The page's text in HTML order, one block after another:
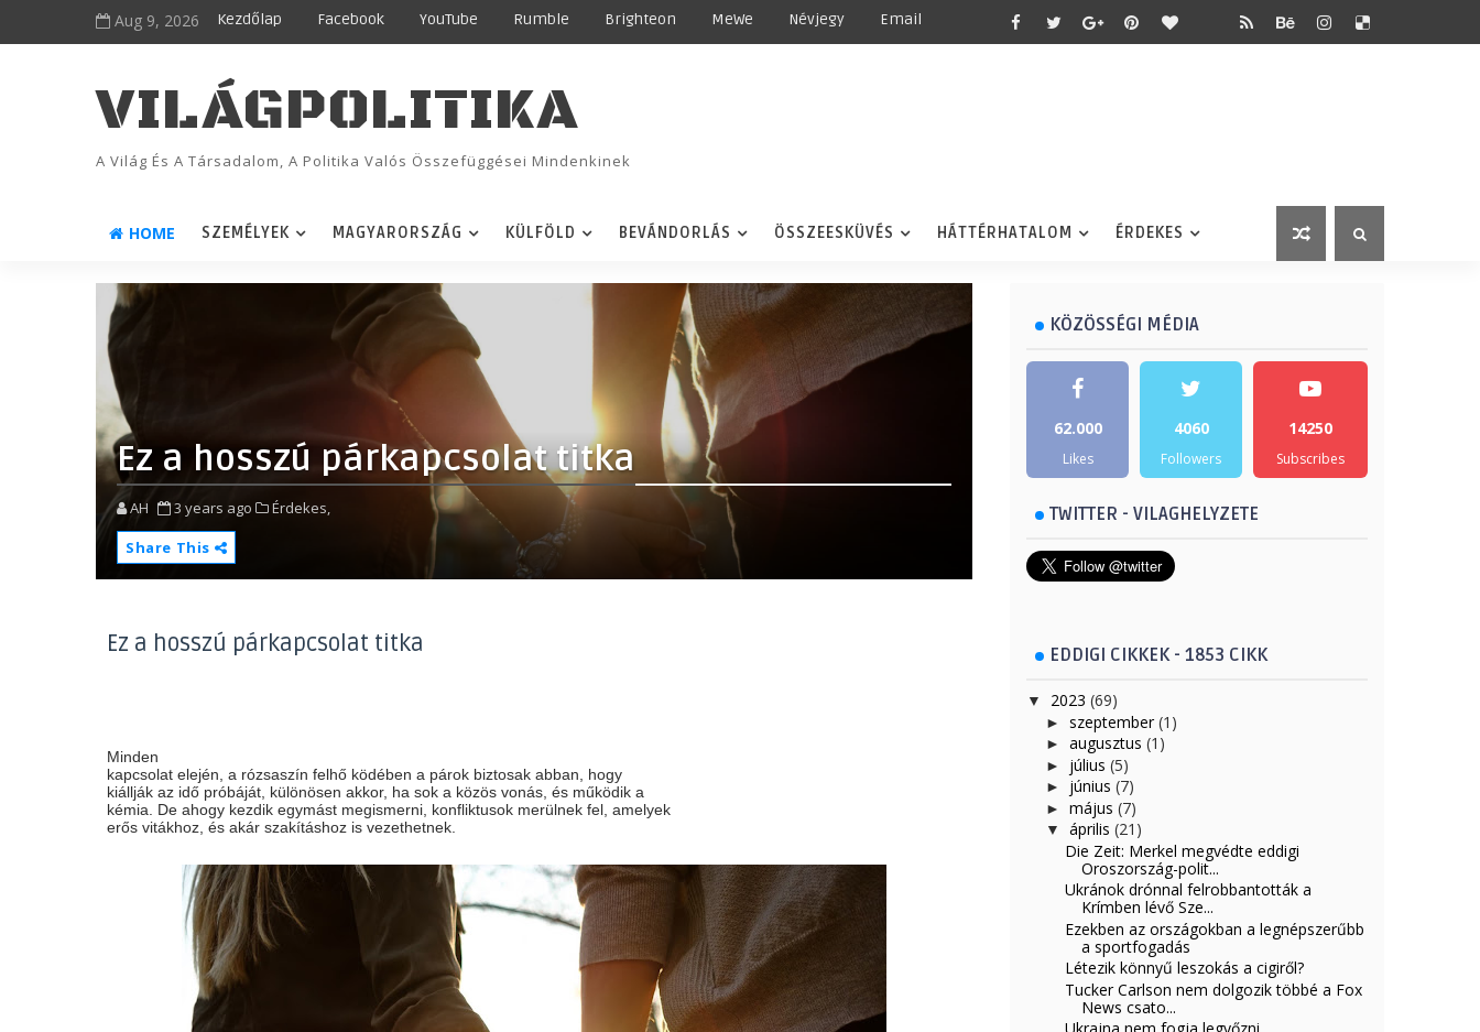
Aug 9, 2026 Kezdőlap Facebook YouTube Rumble Brighteon MeWe Névjegy Email
VILÁGPOLITIKA
A Világ És A Társadalom, A Politika Valós Összefüggései Mindenkinek
HOME SZEMÉLYEK MAGYARORSZÁG KÜLFÖLD BEVÁNDORLÁS ÖSSZEESKÜVÉS HÁTTÉRHATALOM ÉRDEKES
Ez a hosszú párkapcsolat titka
AH 3 years ago
Érdekes,
Share This
Ez a hosszú párkapcsolat titka
Minden
kapcsolat elején, a rózsaszín felhő ködében a párok biztosak abban, hogy
kiállják az idő próbáját, különösen akkor, ha sok a közös vonás, és működik a
kémia. De ahogy kezdik egymást megismerni, konfliktusok merülnek fel, amelyek
erős vitákhoz, és akár szakításhoz is vezethetnek.
KÖZÖSSÉGI MÉDIA
62.000
Likes
4060
Followers
14250
Subscribes
TWITTER - VILAGHELYZETE
EDDIGI CIKKEK - 1853 CIKK
▼ 2023 (69)
► szeptember (1)
► augusztus (1)
► július (5)
► június (7)
► május (7)
▼ április (21)
Die Zeit: Merkel megvédte eddigi
Oroszország-polit...
Ukránok drónnal felrobbantották a
Krímben lévő Sze...
Ezekben az országokban a legnépszerűbb
a sportfogadás
Létezik könnyű leszokás a cigiről?
Tucker Carlson nem dolgozik többé a Fox
News csato...